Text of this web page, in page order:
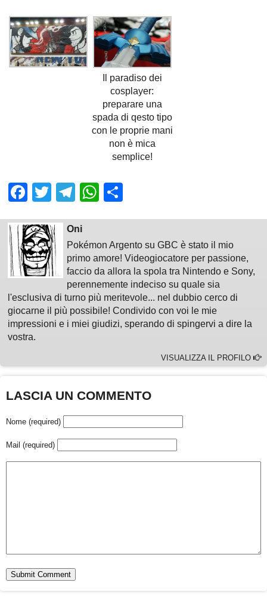
Il paradiso dei
cosplayer:
preparare una
spada di qesto tipo
con le proprie mani
non è mica
semplice!
Facebook
TwitterTelegram
WhatsApp
Oni
Pokémon Argento su GBC è stato il mio
primo amore! Videogiocatore per passione,
faccio da allora la spola tra Nintendo e Sony,
perennemente indeciso su quale sia
l'esclusiva di turno più meritevole... nel dubbio cerco di
giocarne il più possibile! Condivido con voi le mie
impressioni e i miei giudizi, sperando di spingervi a dire la
vostra.
VISUALIZZA IL PROFILO
LASCIA UN COMMENTO
Nome (required)
Mail (required)